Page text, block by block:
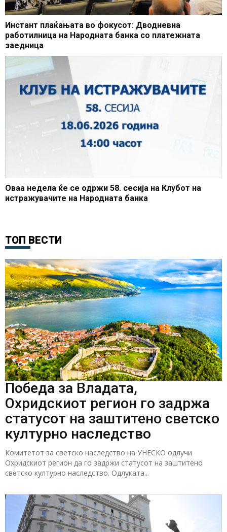
Инстант плаќањата во фокусот: Дводневна
работилница на Народната банка со платежната
заедница
Оваа недела ќе се одржи 58. сесија на Клубот на
истражувачите на Народната банка
ТОП ВЕСТИ
Победа за Владата,
Охридскиот регион го задржа
статусот на заштитено светско
културно наследство
Комитетот за светско наследство на УНЕСКО одлучи
Охридскиот регион да го задржи статусот на заштитено
светско културно наследство. Одлуката...